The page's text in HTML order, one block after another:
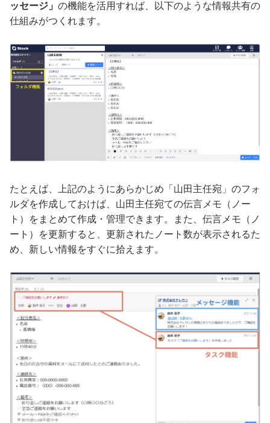
ッセージ」 の機能を活用すれば、以下のような情報共有の
仕組みがつくれます。
たとえば、上記のようにあらかじめ「山田主任宛」のフォ
ルダを作成しておけば、山田主任宛ての伝言メモ（ノー
ト）をまとめて作成・管理できます。また、伝言メモ（ノ
ート）を更新すると、更新されたノート数が表示されるた
め、新しい情報をすぐに拾えます。